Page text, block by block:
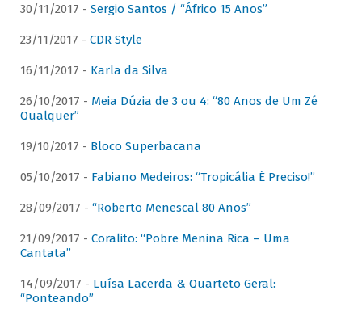
30/11/2017 - Sergio Santos / “Áfrico 15 Anos”
23/11/2017 - CDR Style
16/11/2017 - Karla da Silva
26/10/2017 - Meia Dúzia de 3 ou 4: “80 Anos de Um Zé
Qualquer”
19/10/2017 - Bloco Superbacana
05/10/2017 - Fabiano Medeiros: “Tropicália É Preciso!”
28/09/2017 - “Roberto Menescal 80 Anos”
21/09/2017 - Coralito: “Pobre Menina Rica – Uma
Cantata”
14/09/2017 - Luísa Lacerda & Quarteto Geral:
“Ponteando”